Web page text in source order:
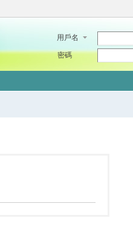
用戶名
密碼